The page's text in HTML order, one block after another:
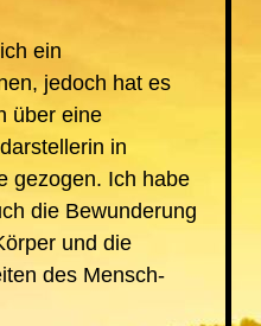
ein
jedoch hat es
über eine
in
gezogen. Ich habe
die Bewunderung
und die
des Mensch-